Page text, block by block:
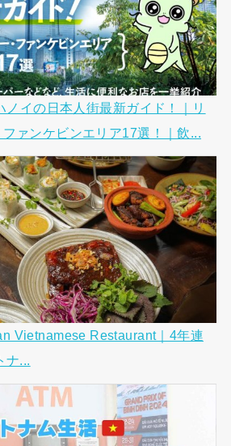
ノイの日本人街最新ガイド！｜リ
ァンケビンエリア17選！｜飲...
Vietnamese Restaurant｜4年連
ナ...